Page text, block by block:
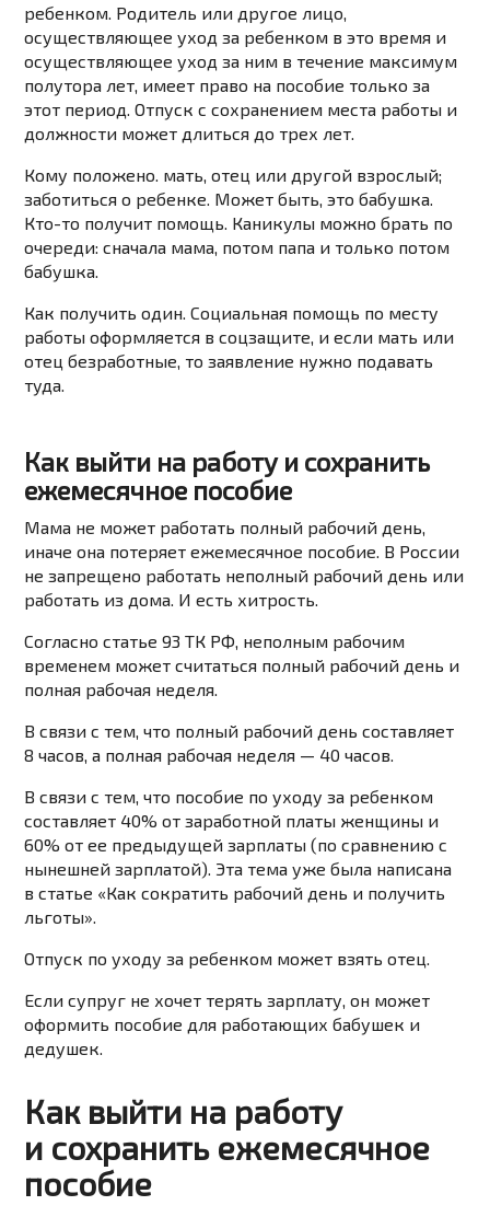
ребенком. Родитель или другое лицо,
осуществляющее уход за ребенком в это время и
осуществляющее уход за ним в течение максимум
полутора лет, имеет право на пособие только за
этот период. Отпуск с сохранением места работы и
должности может длиться до трех лет.
Кому положено. мать, отец или другой взрослый;
заботиться о ребенке. Может быть, это бабушка.
Кто-то получит помощь. Каникулы можно брать по
очереди: сначала мама, потом папа и только потом
бабушка.
Как получить один. Социальная помощь по месту
работы оформляется в соцзащите, и если мать или
отец безработные, то заявление нужно подавать
туда.
Как выйти на работу и сохранить
ежемесячное пособие
Мама не может работать полный рабочий день,
иначе она потеряет ежемесячное пособие. В России
не запрещено работать неполный рабочий день или
работать из дома. И есть хитрость.
Согласно статье 93 ТК РФ, неполным рабочим
временем может считаться полный рабочий день и
полная рабочая неделя.
В связи с тем, что полный рабочий день составляет
8 часов, а полная рабочая неделя — 40 часов.
В связи с тем, что пособие по уходу за ребенком
составляет 40% от заработной платы женщины и
60% от ее предыдущей зарплаты (по сравнению с
нынешней зарплатой). Эта тема уже была написана
в статье «Как сократить рабочий день и получить
льготы».
Отпуск по уходу за ребенком может взять отец.
Если супруг не хочет терять зарплату, он может
оформить пособие для работающих бабушек и
дедушек.
Как выйти на работу
и сохранить ежемесячное
пособие